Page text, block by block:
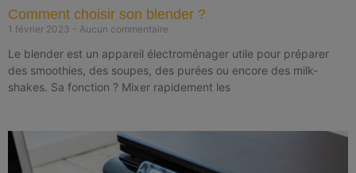
Comment choisir son blender ?
1 février 2023 Aucun commentaire
Le blender est un appareil électroménager utile pour préparer
des smoothies, des soupes, des purées ou encore des milk-
shakes. Sa fonction ? Mixer rapidement les